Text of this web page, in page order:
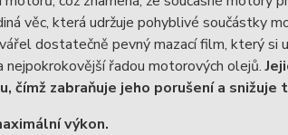
věc, která udržuje pohyblivé součástky
dostatečně pevný mazací film, který si
nejpokrokovější řadou motorových olejů.
zabraňuje jeho porušení a snižuje
výkon.